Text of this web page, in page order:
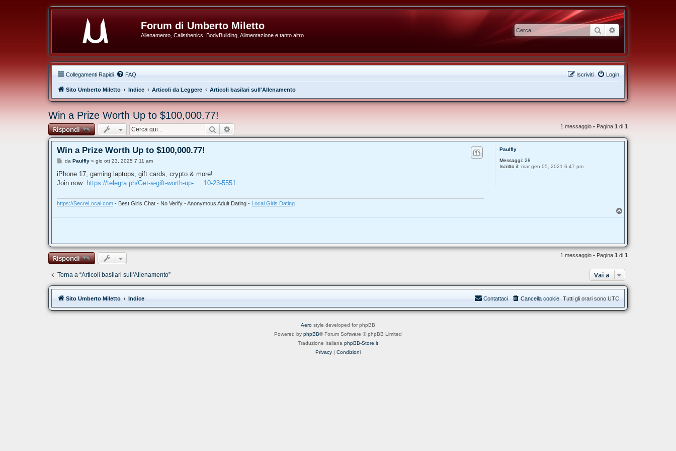
Forum di Umberto Miletto
Allenamento, Calisthenics, BodyBuilding, Alimentazione e tanto altro
Cerca Ricerca avanzata
Collegamenti Rapidi FAQ Login
Iscriviti
Sito Umberto Miletto Indice Articoli da Leggere Articoli basilari sull'Allenamento
Win a Prize Worth Up to $100,000.77!
Rispondi Cerca 1 messaggio • Pagina 1 di 1
Paulfly
Messaggi: 28
Iscritto il: mar gen 05, 2021 6:47 pm
Win a Prize Worth Up to $100,000.77!
M
s
a
i
da Paulfly» gio ott 23, 2025 7:11 am
iPhone 17, gaming laptops, gift cards, crypto & more!
Join now: https://telegra.ph/Get-a-gift-worth-up- ... 10-23-5551
https://SecreLocal.com - Best Girls Chat - No Verify - Anonymous Adult Dating - Local Girls Dating
o
Rispondi 1 messaggio • Pagina 1 di 1
Torna a “Articoli basilari sull'Allenamento” Vai a
Sito Umberto Miletto Indice Tutti gli orari sono UTC
Cancella cookie
Contattaci
Aero style developed for phpBB
Powered by phpBB® Forum Software © phpBB Limited
Traduzione Italiana phpBB-Store.it
Privacy | Condizioni